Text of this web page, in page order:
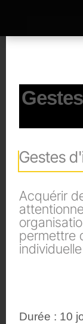
Gestes
Acquérir
permettre
Durée : 10